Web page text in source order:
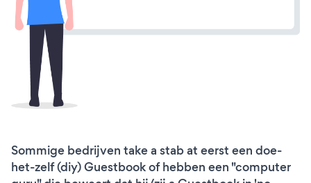
Sommige bedrijven take a stab at eerst een doe-
het-zelf (diy) Guestbook of hebben een "computer